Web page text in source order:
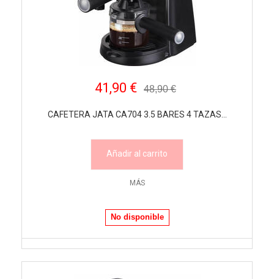
41,90 € 48,90 €
CAFETERA JATA CA704 3.5 BARES 4 TAZAS...
Añadir al carrito
MÁS
No disponible